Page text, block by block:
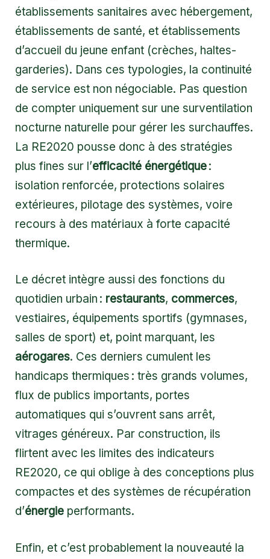
établissements sanitaires avec hébergement,
établissements de santé, et établissements
d’accueil du jeune enfant (crèches, haltes-
garderies). Dans ces typologies, la continuité
de service est non négociable. Pas question
de compter uniquement sur une surventilation
nocturne naturelle pour gérer les surchauffes.
La RE2020 pousse donc à des stratégies
plus fines sur l’efficacité énergétique:
isolation renforcée, protections solaires
extérieures, pilotage des systèmes, voire
recours à des matériaux à forte capacité
thermique.
Le décret intègre aussi des fonctions du
quotidien urbain : restaurants, commerces,
vestiaires, équipements sportifs (gymnases,
salles de sport) et, point marquant, les
aérogares. Ces derniers cumulent les
handicaps thermiques : très grands volumes,
flux de publics importants, portes
automatiques qui s’ouvrent sans arrêt,
vitrages généreux. Par construction, ils
flirtent avec les limites des indicateurs
RE2020, ce qui oblige à des conceptions plus
compactes et des systèmes de récupération
d’énergie performants.
Enfin, et c’est probablement la nouveauté la